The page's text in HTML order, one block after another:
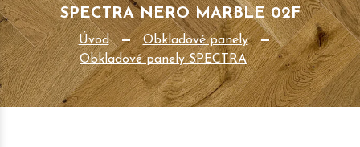
SPECTRA NERO MARBLE 02F
Úvod
Obkladové panely
Obkladové panely SPECTRA